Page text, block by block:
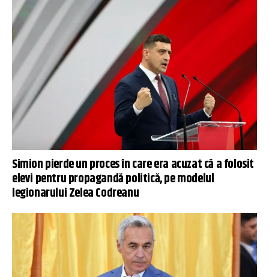
Simion pierde un proces în care era acuzat că a folosit
elevi pentru propagandă politică, pe modelul
legionarului Zelea Codreanu